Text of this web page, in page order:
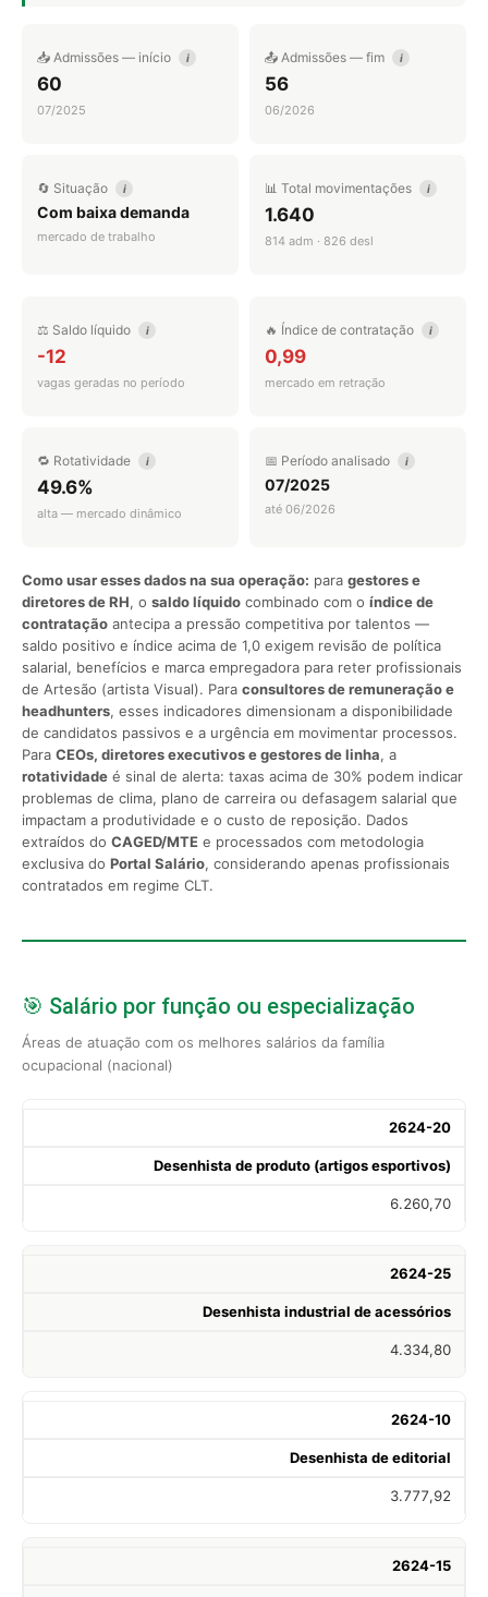
📥 Admissões — início i
60
07/2025
📤 Admissões — fim i
56
06/2026
🔄 Situação i
Com baixa demanda
mercado de trabalho
📊 Total movimentações i
1.640
814 adm · 826 desl
⚖️ Saldo líquido i
-12
vagas geradas no período
🔥 Índice de contratação i
0,99
mercado em retração
🔁 Rotatividade i
49.6%
alta — mercado dinâmico
📅 Período analisado i
07/2025
até 06/2026
Como usar esses dados na sua operação: para gestores e
diretores de RH, o saldo líquido combinado com o índice de
contratação antecipa a pressão competitiva por talentos —
saldo positivo e índice acima de 1,0 exigem revisão de política
salarial, benefícios e marca empregadora para reter profissionais
de Artesão (artista Visual). Para consultores de remuneração e
headhunters, esses indicadores dimensionam a disponibilidade
de candidatos passivos e a urgência em movimentar processos.
Para CEOs, diretores executivos e gestores de linha, a
rotatividade é sinal de alerta: taxas acima de 30% podem indicar
problemas de clima, plano de carreira ou defasagem salarial que
impactam a produtividade e o custo de reposição. Dados
extraídos do CAGED/MTE e processados com metodologia
exclusiva do Portal Salário, considerando apenas profissionais
contratados em regime CLT.
🎯 Salário por função ou especialização
Áreas de atuação com os melhores salários da família
ocupacional (nacional)
2624-20
Desenhista de produto (artigos esportivos)
6.260,70
2624-25
Desenhista industrial de acessórios
4.334,80
2624-10
Desenhista de editorial
3.777,92
2624-15